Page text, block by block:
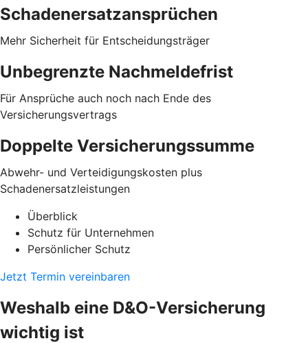
Schadenersatzansprüchen
Mehr Sicherheit für Entscheidungsträger
Unbegrenzte Nachmeldefrist
Für Ansprüche auch noch nach Ende des
Versicherungsvertrags
Doppelte Versicherungssumme
Abwehr- und Verteidigungskosten plus
Schadenersatzleistungen
Überblick
Schutz für Unternehmen
Persönlicher Schutz
Jetzt Termin vereinbaren
Weshalb eine D&O-Versicherung
wichtig ist